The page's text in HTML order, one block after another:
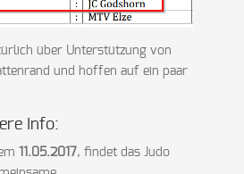
über Unterstützung von
und hoffen auf ein paar
Info:
11.05.2017, findet das Judo